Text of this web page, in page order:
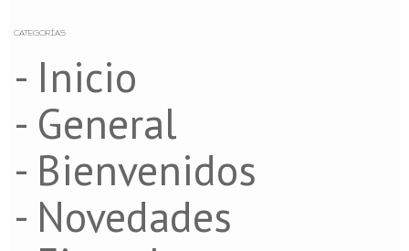
CATEGORÍAS
- Inicio
- General
- Bienvenidos
- Novedades